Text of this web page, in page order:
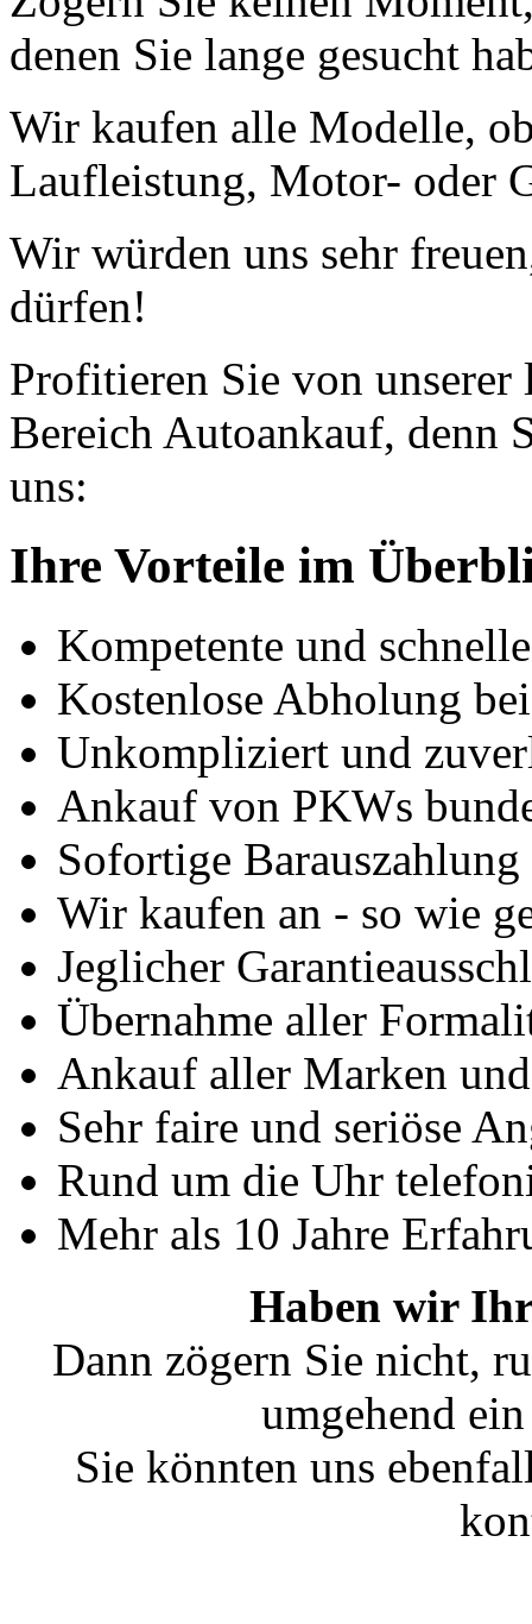
denen Sie lange gesucht
Wir kaufen alle Modelle,
Laufleistung, Motor- oder
Wir würden uns sehr
dürfen!
Profitieren Sie von
Bereich Autoankauf, denn
uns:
Ihre Vorteile im
Kompetente und
Kostenlose Abholung
Unkompliziert und
Ankauf von PKWs
Sofortige
Wir kaufen an - so wie
Jeglicher
Übernahme aller
Ankauf aller Marken
Sehr faire und seriöse
Rund um die Uhr
Mehr als 10 Jahre
Haben wir Ihr
Dann zögern Sie nicht,
umgehend
Sie könnten uns